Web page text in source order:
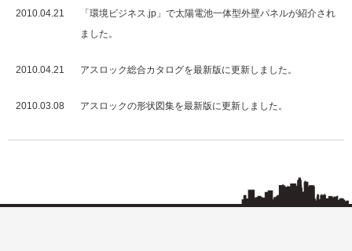
2010.04.21
「環境ビジネス.jp」で太陽電池一体型外壁パネルが紹介され
ました。
2010.04.21 アスロック総合カタログを最新版に更新しました。
2010.03.08 アスロックの形状図集を最新版に更新しました。